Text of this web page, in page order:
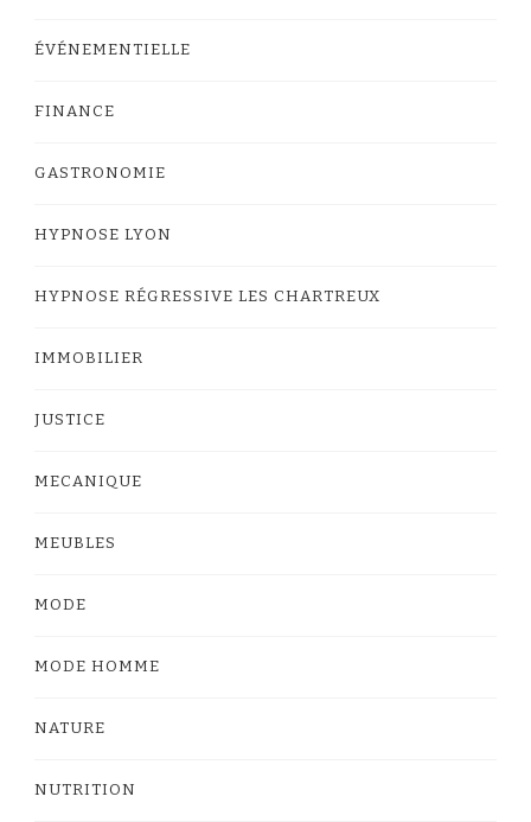
ÉVÉNEMENTIELLE
FINANCE
GASTRONOMIE
HYPNOSE LYON
HYPNOSE RÉGRESSIVE LES CHARTREUX
IMMOBILIER
JUSTICE
MECANIQUE
MEUBLES
MODE
MODE HOMME
NATURE
NUTRITION